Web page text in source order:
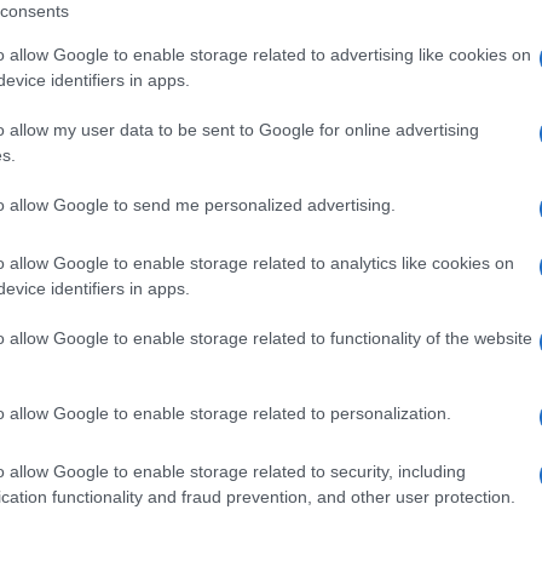
allow Google to enable storage related to advertising like cookies on
identifiers in apps.
allow my user data to be sent to Google for online advertising
allow Google to send me personalized advertising.
allow Google to enable storage related to analytics like cookies on
identifiers in apps.
allow Google to enable storage related to functionality of the website
allow Google to enable storage related to personalization.
allow Google to enable storage related to security, including
functionality and fraud prevention, and other user protection.
υβριδικό, αλλά όχι όπως το
συνδυασμού κινητήρων καύσης με ηλεκτροκινητήρες και
για αποφυγή
(IIHS) αξιολογήθηκαν ως "προηγμένα" ή "ανώτερα" για
καύσιμο από τον αέρα